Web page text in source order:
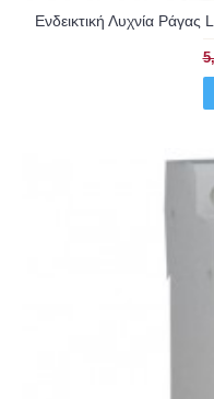
Ενδεικτική Λυχνία